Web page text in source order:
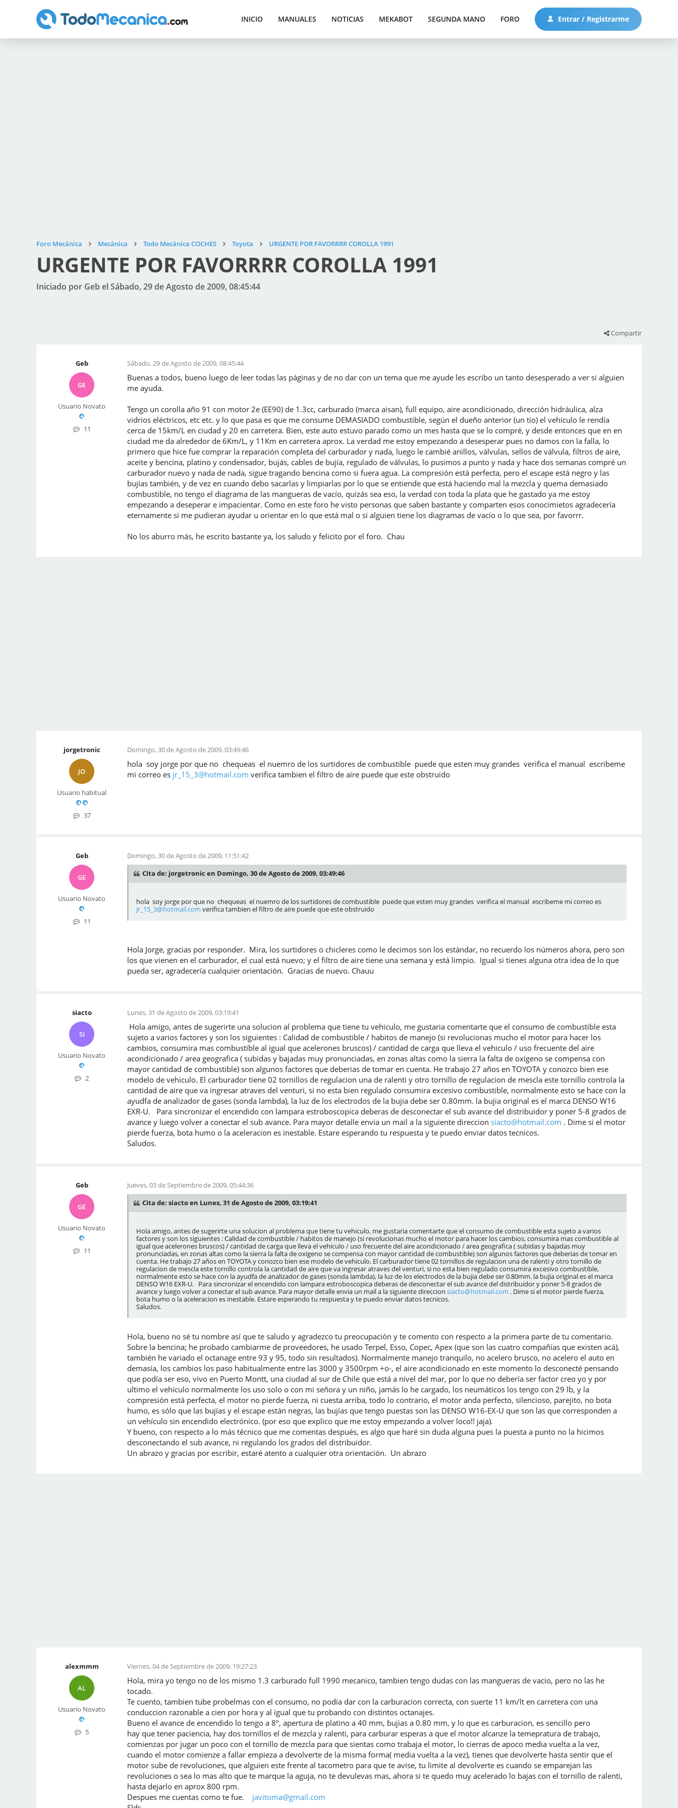
INICIO MANUALES NOTICIAS MEKABOT SEGUNDA MANO FORO Entrar / Registrarme
Foro Mecánica Mecánica Todo Mecánica COCHES Toyota URGENTE POR FAVORRRR COROLLA 1991
URGENTE POR FAVORRRR COROLLA 1991
Iniciado por Geb el Sábado, 29 de Agosto de 2009, 08:45:44
Compartir
Geb
GE
Usuario Novato
11
Sábado, 29 de Agosto de 2009, 08:45:44
Buenas a todos, bueno luego de leer todas las páginas y de no dar con un tema que me ayude les escribo un tanto desesperado a ver si alguien
me ayuda.
Tengo un corolla año 91 con motor 2e (EE90) de 1.3cc, carburado (marca aisan), full equipo, aire acondicionado, dirección hidráulica, alza
vidrios eléctricos, etc etc. y lo que pasa es que me consume DEMASIADO combustible, según el dueño anterior (un tío) el vehículo le rendía
cerca de 15km/L en ciudad y 20 en carretera. Bien, este auto estuvo parado como un mes hasta que se lo compré, y desde entonces que en en
ciudad me da alrededor de 6Km/L, y 11Km en carretera aprox. La verdad me estoy empezando a desesperar pues no damos con la falla, lo
primero que hice fue comprar la reparación completa del carburador y nada, luego le cambié anillos, válvulas, sellos de válvula, filtros de aire,
aceite y bencina, platino y condensador, bujás, cables de bujía, regulado de válvulas, lo pusimos a punto y nada y hace dos semanas compré un
carburador nuevo y nada de nada, sigue tragando bencina como si fuera agua. La compresión está perfecta, pero el escape está negro y las
bujías también, y de vez en cuando debo sacarlas y limpiarlas por lo que se entiende que está haciendo mal la mezcla y quema demasiado
combustible, no tengo el diagrama de las mangueras de vacío, quizás sea eso, la verdad con toda la plata que he gastado ya me estoy
empezando a deseperar e impacientar. Como en este foro he visto personas que saben bastante y comparten esos conocimietos agradecería
eternamente si me pudieran ayudar u orientar en lo que está mal o si alguien tiene los diagramas de vacío o lo que sea, por favorrr.
No los aburro más, he escrito bastante ya, los saludo y felicito por el foro. Chau
jorgetronic
JO
Usuario habitual
37
Domingo, 30 de Agosto de 2009, 03:49:46
hola soy jorge por que no chequeas el nuemro de los surtidores de combustible puede que esten muy grandes verifica el manual escribeme
mi correo es jr_15_3@hotmail.com verifica tambien el filtro de aire puede que este obstruido
Geb
GE
Usuario Novato
11
Domingo, 30 de Agosto de 2009, 11:51:42
Cita de: jorgetronic en Domingo, 30 de Agosto de 2009, 03:49:46
hola soy jorge por que no chequeas el nuemro de los surtidores de combustible puede que esten muy grandes verifica el manual escribeme mi correo es
jr_15_3@hotmail.com verifica tambien el filtro de aire puede que este obstruido
Hola Jorge, gracias por responder. Mira, los surtidores o chicleres como le decimos son los estándar, no recuerdo los números ahora, pero son
los que vienen en el carburador, el cual está nuevo; y el filtro de aire tiene una semana y está limpio. Igual si tienes alguna otra idea de lo que
pueda ser, agradecería cualquier orientación. Gracias de nuevo. Chauu
siacto
SI
Usuario Novato
2
Lunes, 31 de Agosto de 2009, 03:19:41
Hola amigo, antes de sugerirte una solucion al problema que tiene tu vehiculo, me gustaria comentarte que el consumo de combustible esta
sujeto a varios factores y son los siguientes : Calidad de combustible / habitos de manejo (si revolucionas mucho el motor para hacer los
cambios, consumira mas combustible al igual que acelerones bruscos) / cantidad de carga que lleva el vehiculo / uso frecuente del aire
acondicionado / area geografica ( subidas y bajadas muy pronunciadas, en zonas altas como la sierra la falta de oxigeno se compensa con
mayor cantidad de combustible) son algunos factores que deberias de tomar en cuenta. He trabajo 27 años en TOYOTA y conozco bien ese
modelo de vehiculo. El carburador tiene 02 tornillos de regulacion una de ralenti y otro tornillo de regulacion de mescla este tornillo controla la
cantidad de aire que va ingresar atraves del venturi, si no esta bien regulado consumira excesivo combustible, normalmente esto se hace con la
ayudfa de analizador de gases (sonda lambda), la luz de los electrodos de la bujia debe ser 0.80mm. la bujia original es el marca DENSO W16
EXR-U. Para sincronizar el encendido con lampara estroboscopica deberas de desconectar el sub avance del distribuidor y poner 5-8 grados de
avance y luego volver a conectar el sub avance. Para mayor detalle envia un mail a la siguiente direccion siacto@hotmail.com . Dime si el motor
pierde fuerza, bota humo o la aceleracion es inestable. Estare esperando tu respuesta y te puedo enviar datos tecnicos.
Saludos.
Geb
GE
Usuario Novato
11
Jueves, 03 de Septiembre de 2009, 05:44:36
Cita de: siacto en Lunes, 31 de Agosto de 2009, 03:19:41
Hola amigo, antes de sugerirte una solucion al problema que tiene tu vehiculo, me gustaria comentarte que el consumo de combustible esta sujeto a varios
factores y son los siguientes : Calidad de combustible / habitos de manejo (si revolucionas mucho el motor para hacer los cambios, consumira mas combustible al
igual que acelerones bruscos) / cantidad de carga que lleva el vehiculo / uso frecuente del aire acondicionado / area geografica ( subidas y bajadas muy
pronunciadas, en zonas altas como la sierra la falta de oxigeno se compensa con mayor cantidad de combustible) son algunos factores que deberias de tomar en
cuenta. He trabajo 27 años en TOYOTA y conozco bien ese modelo de vehiculo. El carburador tiene 02 tornillos de regulacion una de ralenti y otro tornillo de
regulacion de mescla este tornillo controla la cantidad de aire que va ingresar atraves del venturi, si no esta bien regulado consumira excesivo combustible,
normalmente esto se hace con la ayudfa de analizador de gases (sonda lambda), la luz de los electrodos de la bujia debe ser 0.80mm. la bujia original es el marca
DENSO W16 EXR-U. Para sincronizar el encendido con lampara estroboscopica deberas de desconectar el sub avance del distribuidor y poner 5-8 grados de
avance y luego volver a conectar el sub avance. Para mayor detalle envia un mail a la siguiente direccion siacto@hotmail.com . Dime si el motor pierde fuerza,
bota humo o la aceleracion es inestable. Estare esperando tu respuesta y te puedo enviar datos tecnicos.
Saludos.
Hola, bueno no sé tu nombre así que te saludo y agradezco tu preocupación y te comento con respecto a la primera parte de tu comentario.
Sobre la bencina; he probado cambiarme de proveedores, he usado Terpel, Esso, Copec, Apex (que son las cuatro compañías que existen acá),
también he variado el octanage entre 93 y 95, todo sin resultados). Normalmente manejo tranquilo, no acelero brusco, no acelero el auto en
demasía, los cambios los paso habitualmente entre las 3000 y 3500rpm +o-, el aire acondicionado en este momento lo desconecté pensando
que podía ser eso, vivo en Puerto Montt, una ciudad al sur de Chile que está a nivel del mar, por lo que no debería ser factor creo yo y por
ultimo el vehículo normalmente los uso solo o con mi señora y un niño, jamás lo he cargado, los neumáticos los tengo con 29 lb, y la
compresión está perfecta, el motor no pierde fuerza, ni cuesta arriba, todo lo contrario, el motor anda perfecto, silencioso, parejito, no bota
humo, es sólo que las bujías y el escape están negras, las bujías que tengo puestas son las DENSO W16-EX-U que son las que corresponden a
un vehículo sin encendido electrónico. (por eso que explico que me estoy empezando a volver loco!! jaja).
Y bueno, con respecto a lo más técnico que me comentas después, es algo que haré sin duda alguna pues la puesta a punto no la hicimos
desconectando el sub avance, ni regulando los grados del distribuidor.
Un abrazo y gracias por escribir, estaré atento a cualquier otra orientación. Un abrazo
alexmmm
AL
Usuario Novato
5
Viernes, 04 de Septiembre de 2009, 19:27:23
Hola, mira yo tengo no de los mismo 1.3 carburado full 1990 mecanico, tambien tengo dudas con las mangueras de vacio, pero no las he
tocado.
Te cuento, tambien tube probelmas con el consumo, no podia dar con la carburacion correcta, con suerte 11 km/lt en carretera con una
conduccion razonable a cien por hora y al igual que tu probando con distintos octanajes.
Bueno el avance de encendido lo tengo a 8º, apertura de platino a 40 mm, bujias a 0.80 mm, y lo que es carburacion, es sencillo pero
hay que tener paciencia, hay dos tornillos el de mezcla y ralenti, para carburar esperas a que el motor alcanze la temepratura de trabajo,
comienzas por jugar un poco con el tornillo de mezcla para que sientas como trabaja el motor, lo cierras de apoco media vuelta a la vez,
cuando el motor comienze a fallar empieza a devolverte de la misma forma( media vuelta a la vez), tienes que devolverte hasta sentir que el
motor sube de revoluciones, que alguien este frente al tacometro para que te avise, tu limite al devolverte es cuando se emparejan las
revoluciones o sea lo mas alto que te marque la aguja, no te devulevas mas, ahora si te quedo muy acelerado lo bajas con el tornillo de ralenti,
hasta dejarlo en aprox 800 rpm.
Despues me cuentas como te fue. javitoma@gmail.com